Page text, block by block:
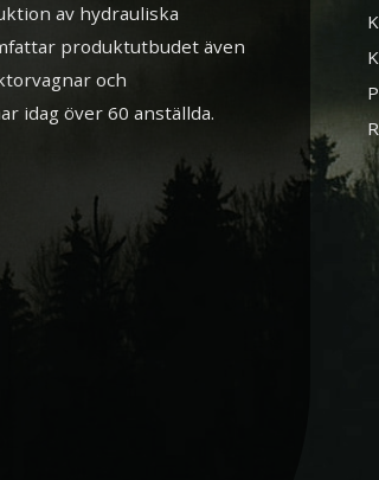
av hydrauliska
produktutbudet även
och
idag över 60 anställda.